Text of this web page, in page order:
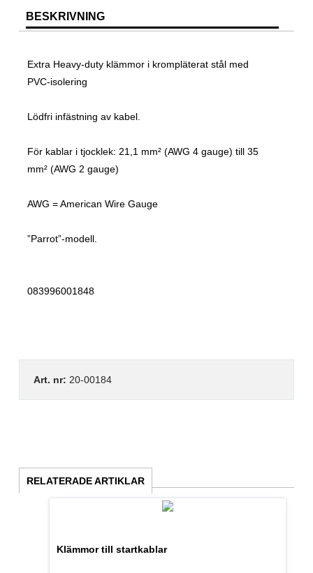
BESKRIVNING
Extra Heavy-duty klämmor i krompläterat stål med
PVC-isolering
Lödfri infästning av kabel.
För kablar i tjocklek: 21,1 mm² (AWG 4 gauge) till 35
mm² (AWG 2 gauge)
AWG = American Wire Gauge
”Parrot”-modell.
083996001848
Art. nr: 20-00184
RELATERADE ARTIKLAR
Klämmor till startkablar